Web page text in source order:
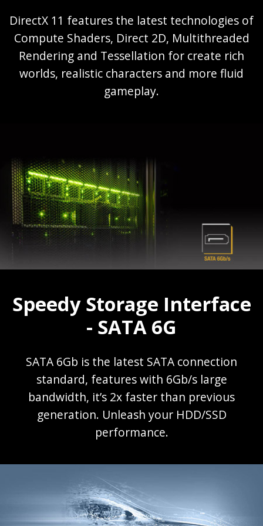
DirectX 11 features the latest technologies of
Compute Shaders, Direct 2D, Multithreaded
Rendering and Tessellation for create rich
worlds, realistic characters and more fluid
gameplay.
Speedy Storage Interface
- SATA 6G
SATA 6Gb is the latest SATA connection
standard, features with 6Gb/s large
bandwidth, it’s 2x faster than previous
generation. Unleash your HDD/SSD
performance.